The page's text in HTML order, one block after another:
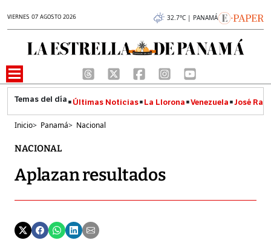
VIERNES 07 AGOSTO 2026 32.7°C | PANAMÁ
Últimas Noticias La Llorona Venezuela José
Inicio> Panamá> Nacional
NACIONAL
Aplazan resultados